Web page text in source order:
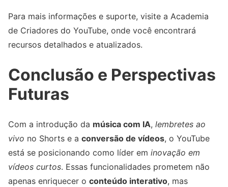
Para mais informações e suporte, visite a Academia
de Criadores do YouTube, onde você encontrará
recursos detalhados e atualizados.
Conclusão e Perspectivas
Futuras
Com a introdução da música com IA, lembretes ao
vivo no Shorts e a conversão de vídeos, o YouTube
está se posicionando como líder em inovação em
vídeos curtos. Essas funcionalidades prometem não
apenas enriquecer o conteúdo interativo, mas